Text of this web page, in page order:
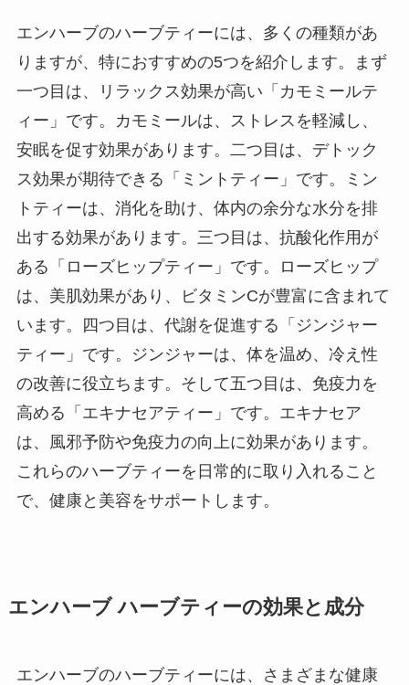
エンハーブのハーブティーには、多くの種類があ
りますが、特におすすめの5つを紹介します。まず
一つ目は、リラックス効果が高い「カモミールテ
ィー」です。カモミールは、ストレスを軽減し、
安眠を促す効果があります。二つ目は、デトック
ス効果が期待できる「ミントティー」です。ミン
トティーは、消化を助け、体内の余分な水分を排
出する効果があります。三つ目は、抗酸化作用が
ある「ローズヒップティー」です。ローズヒップ
は、美肌効果があり、ビタミンCが豊富に含まれて
います。四つ目は、代謝を促進する「ジンジャー
ティー」です。ジンジャーは、体を温め、冷え性
の改善に役立ちます。そして五つ目は、免疫力を
高める「エキナセアティー」です。エキナセア
は、風邪予防や免疫力の向上に効果があります。
これらのハーブティーを日常的に取り入れること
で、健康と美容をサポートします。
エンハーブ ハーブティーの効果と成分
エンハーブのハーブティーには、さまざまな健康